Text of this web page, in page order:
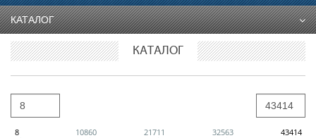
КАТАЛОГ
КАТАЛОГ
8 10860 21711 32563 43414